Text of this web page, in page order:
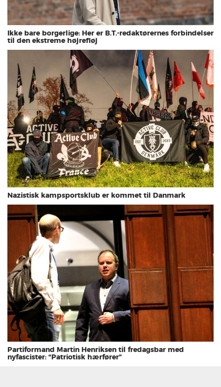
Ikke bare borgerlige: Her er B.T.-redaktørernes forbindelser
til den ekstreme højrefløj
Nazistisk kampsportsklub er kommet til Danmark
Partiformand Martin Henriksen til fredagsbar med
nyfascister: “Patriotisk hærfører”